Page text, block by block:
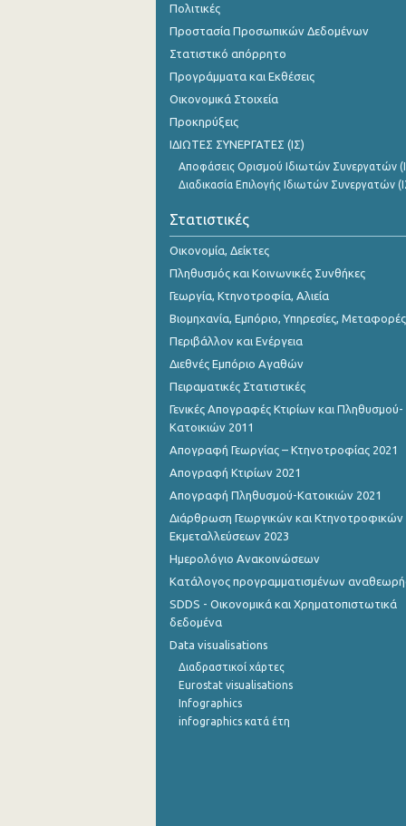
Νοεμβρίου 2023
Οκτωβρίου 2023
Σεπτεμβρίου 2023
Αυγούστου 2023
Ιουνίου 2023
Μαΐου 2023
Απριλίου 2023
Φεβρουαρίου 2023
Δεκεμβρίου 2022
Νοεμβρίου 2022
Οκτωβρίου 2022
Σεπτεμβρίου 2022
Αυγούστου 2022
Ιουνίου 2022
Μαΐου 2022
Απριλίου 2022
Μαρτίου 2022
Φεβρουαρίου 2022
Πολιτικές
Προστασία Προσωπικών Δεδομένων
Στατιστικό απόρρητο
Προγράμματα και Εκθέσεις
Οικονομικά Στοιχεία
Προκηρύξεις
ΙΔΙΩΤΕΣ ΣΥΝΕΡΓΑΤΕΣ (ΙΣ)
Αποφάσεις Ορισμού Ιδιωτών Συνεργατών
Διαδικασία Επιλογής Ιδιωτών Συνεργατών
Στατιστικές
Οικονομία, Δείκτες
Πληθυσμός και Κοινωνικές Συνθήκες
Γεωργία, Κτηνοτροφία, Αλιεία
Βιομηχανία, Εμπόριο, Υπηρεσίες, Μεταφορές
Περιβάλλον και Ενέργεια
Διεθνές Εμπόριο Αγαθών
Πειραματικές Στατιστικές
Γενικές Απογραφές Κτιρίων και Πληθυσμού-
Κατοικιών 2011
Απογραφή Γεωργίας – Κτηνοτροφίας 2021
Απογραφή Κτιρίων 2021
Απογραφή Πληθυσμού-Κατοικιών 2021
Διάρθρωση Γεωργικών και Κτηνοτροφικών
Εκμεταλλεύσεων 2023
Ημερολόγιο Ανακοινώσεων
Κατάλογος προγραμματισμένων
SDDS - Οικονομικά και Χρηματοπιστωτικά
δεδομένα
Data visualisations
Διαδραστικοί χάρτες
Eurostat visualisations
Infographics
infographics κατά έτη